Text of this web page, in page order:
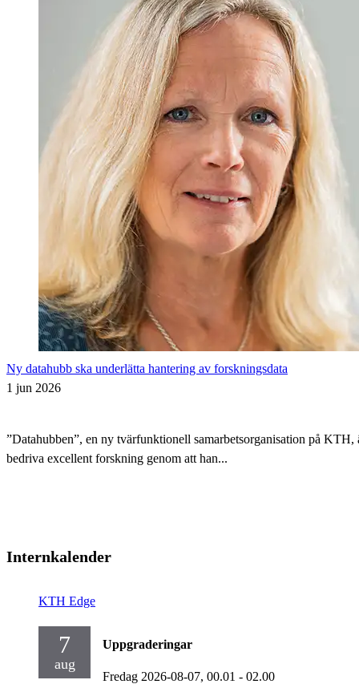
Ny datahubb ska underlätta hantering av forskningsdata
1 jun 2026
”Datahubben”, en ny tvärfunktionell samarbetsorganisation på
bedriva excellent forskning genom att han...
Internkalender
KTH Edge
7
aug
Uppgraderingar
Fredag 2026-08-07, 00.01 - 02.00